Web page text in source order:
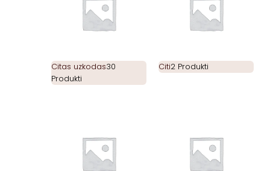
Citas uzkodas30
Produkti
Citi2 Produkti